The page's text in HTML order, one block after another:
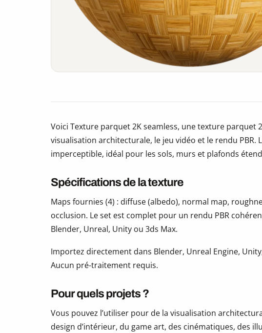
Voici Texture parquet 2K seamless, une texture parquet
visualisation architecturale, le jeu vidéo et le rendu PBR.
imperceptible, idéal pour les sols, murs et plafonds
Spécifications de la texture
Maps fournies (4) : diffuse (albedo), normal map,
occlusion. Le set est complet pour un rendu PBR
Blender, Unreal, Unity ou 3ds Max.
Importez directement dans Blender, Unreal Engine,
Aucun pré-traitement requis.
Pour quels projets ?
Vous pouvez l’utiliser pour de la visualisation
design d’intérieur, du game art, des cinématiques, des